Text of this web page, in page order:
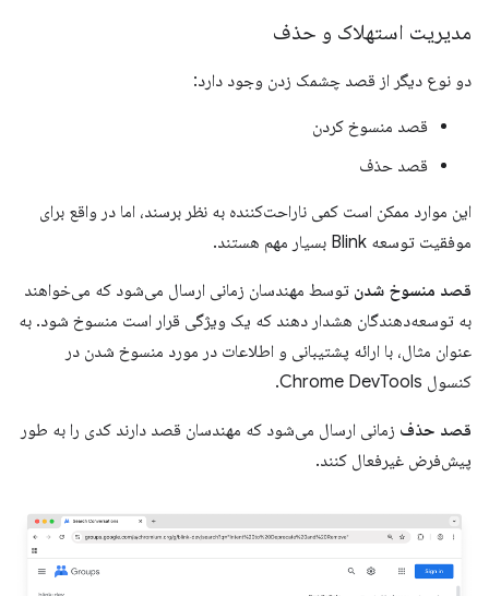
مدیریت استهلاک و حذف
دو نوع دیگر از قصد چشمک زدن وجود دارد:
قصد منسوخ کردن
قصد حذف
این موارد ممکن است کمی ناراحت‌کننده به نظر برسند، اما در واقع برای
موفقیت توسعه Blink بسیار مهم هستند.
قصد منسوخ شدن توسط مهندسان زمانی ارسال می‌شود که می‌خواهند
به توسعه‌دهندگان هشدار دهند که یک ویژگی قرار است منسوخ شود. به
عنوان مثال، با ارائه پشتیبانی و اطلاعات در مورد منسوخ شدن در
کنسول Chrome DevTools.
قصد حذف زمانی ارسال می‌شود که مهندسان قصد دارند کدی را به طور
پیش‌فرض غیرفعال کنند.